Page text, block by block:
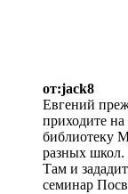
от:jack8
Евгений
приходите
библиотеку
разных школ.
Там и
семинар